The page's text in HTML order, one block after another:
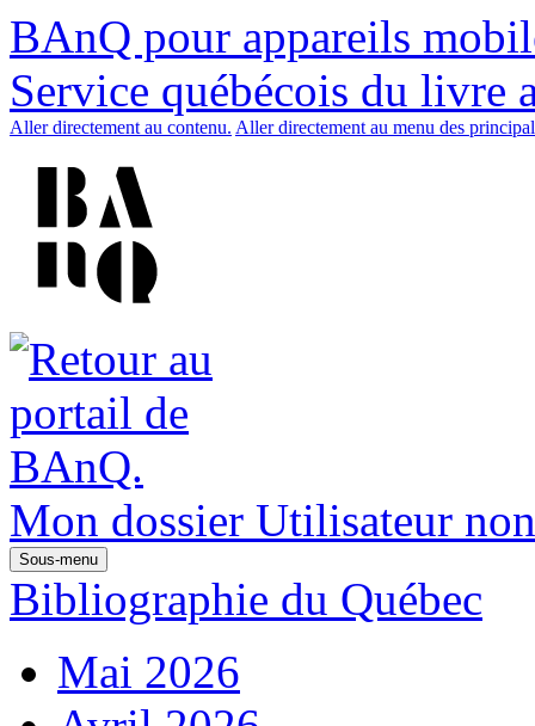
BAnQ pour appareils
Service québécois du livre
Aller directement au contenu. Aller directement au menu des
Mon dossier Utilisateur
Sous-menu
Bibliographie du Québec
Mai 2026